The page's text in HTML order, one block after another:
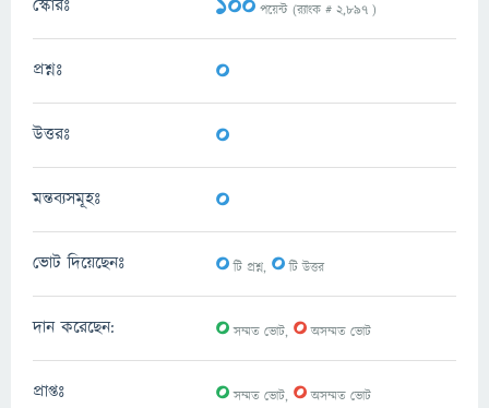
স্কোরঃ পয়েন্ট (র‌্যাংক # 2,897 )
প্রশ্নঃ 0
উত্তরঃ 0
মন্তব্যসমূহঃ 0
ভোট দিয়েছেনঃ 0টি প্রশ্ন, 0টি উত্তর
দান করেছেন: 0সম্মত ভোট, 0অসম্মত ভোট
প্রাপ্তঃ 0সম্মত ভোট, 0অসম্মত ভোট